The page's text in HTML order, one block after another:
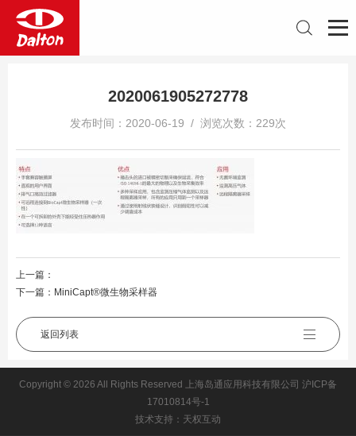
2020061905272778
发布时间：2020-06-19 / 浏览次数：229次
上一篇：
下一篇： MiniCapt®微生物采样器
返回列表
Copyright © 2026 All Rights Reserved 上海岛通应用科技有限公司 沪ICP备
17010814号-1
技术支持：天权互动